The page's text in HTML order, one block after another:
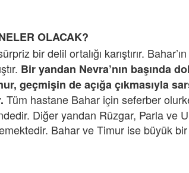
OLACAK?
bir delil ortalığı karıştırır.
Bir yandan Nevra’nın başında
geçmişin de açığa çıkmasıyla
Tüm hastane Bahar için seferber
Diğer yandan Rüzgar, Parla ve
Bahar ve Timur ise büyük